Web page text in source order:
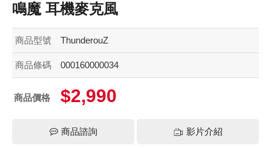
鳴魔 耳機麥克風
商品型號 ThunderouZ
商品條碼 000160000034
商品價格 $2,990
商品諮詢 影片介紹